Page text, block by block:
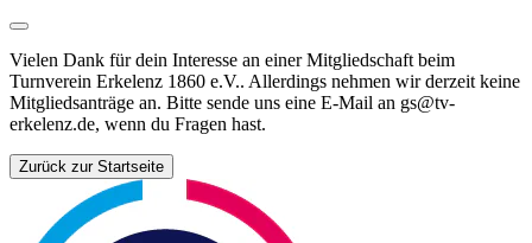
Vielen Dank für dein Interesse an einer Mitgliedschaft beim
Turnverein Erkelenz 1860 e.V.. Allerdings nehmen wir derzeit keine
Mitgliedsanträge an. Bitte sende uns eine E-Mail an gs@tv-
erkelenz.de, wenn du Fragen hast.
Zurück zur Startseite